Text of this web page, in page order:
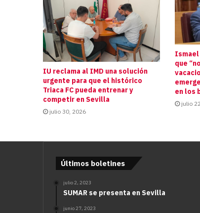
IU reclama al IMD una solución
urgente para que el histórico
Triaca FC pueda entrenar y
competir en Sevilla
julio 30, 2026
Ismael
que
en los
julio
Últimos boletines
julio 2, 2023
SUMAR se presenta en Sevilla
junio 27, 2023